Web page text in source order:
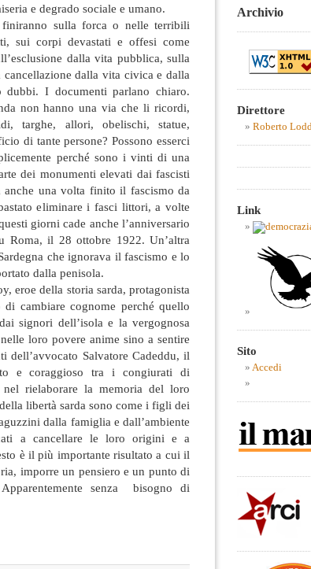
e degrado sociale e umano.
finiranno sulla forca o nelle terribili
sui corpi devastati e offesi come
dalla vita pubblica, sulla
dalla vita civica e dalla
I documenti parlano chiaro.
non hanno una via che li ricordi,
targhe, allori, obelischi, statue,
di tante persone? Possono esserci
perché sono i vinti di una
dei monumenti elevati dai fascisti
una volta finito il fascismo da
eliminare i fasci littori, a volte
giorni cade anche l’anniversario
Roma, il 28 ottobre 1922. Un’altra
che ignorava il fascismo e lo
dalla penisola.
eroe della storia sarda, protagonista
cambiare cognome perché quello
signori dell’isola e la vergognosa
loro povere anime sino a sentire
dell’avvocato Salvatore Cadeddu, il
e coraggioso tra i congiurati di
rielaborare la memoria del loro
libertà sarda sono come i figli dei
dalla famiglia e dall’ambiente
a cancellare le loro origini e a
è il più importante risultato a cui il
imporre un pensiero e un punto di
senza bisogno di
Archivio
Direttore
Roberto
Link
Sito
Accedi